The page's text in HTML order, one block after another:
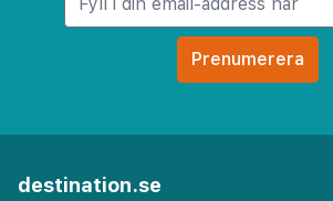
destination.se